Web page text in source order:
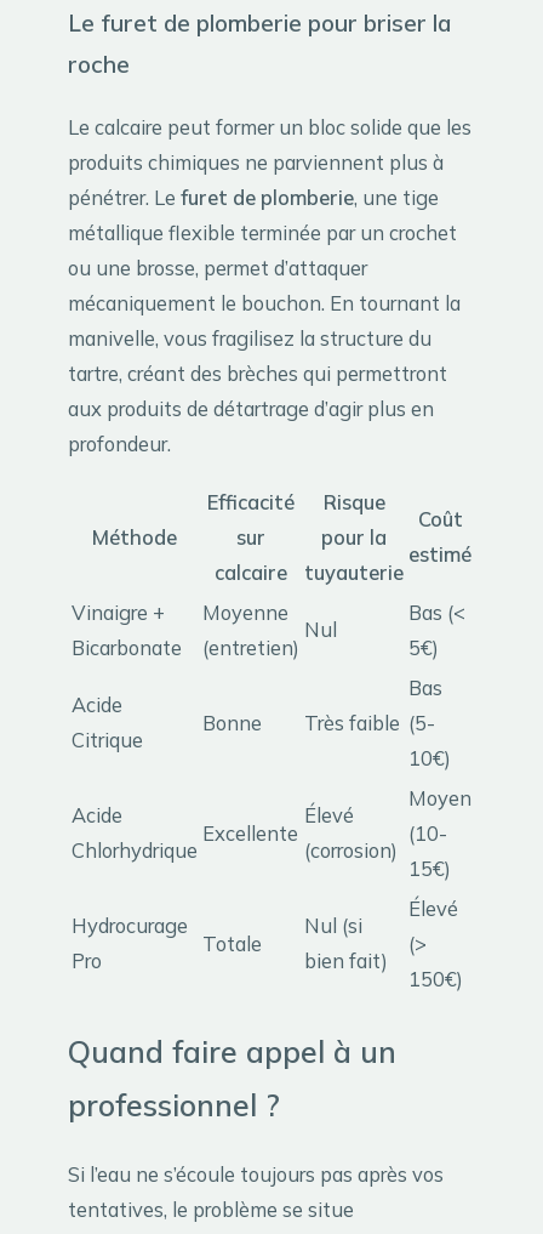
Le furet de plomberie pour briser la
roche
Le calcaire peut former un bloc solide que les
produits chimiques ne parviennent plus à
pénétrer. Le furet de plomberie, une tige
métallique flexible terminée par un crochet
ou une brosse, permet d’attaquer
mécaniquement le bouchon. En tournant la
manivelle, vous fragilisez la structure du
tartre, créant des brèches qui permettront
aux produits de détartrage d’agir plus en
profondeur.
Méthode
Efficacité
sur
calcaire
Risque
pour la
tuyauterie
Coût
estimé
Vinaigre +
Bicarbonate
Moyenne
(entretien)
Nul
Bas (<
5€)
Acide
Citrique
Bonne Très faible
Bas
(5-
10€)
Acide
Chlorhydrique
Excellente
Élevé
(corrosion)
Moyen
(10-
15€)
Hydrocurage
Pro
Totale
Nul (si
bien fait)
Élevé
(>
150€)
Quand faire appel à un
professionnel ?
Si l’eau ne s’écoule toujours pas après vos
tentatives, le problème se situe